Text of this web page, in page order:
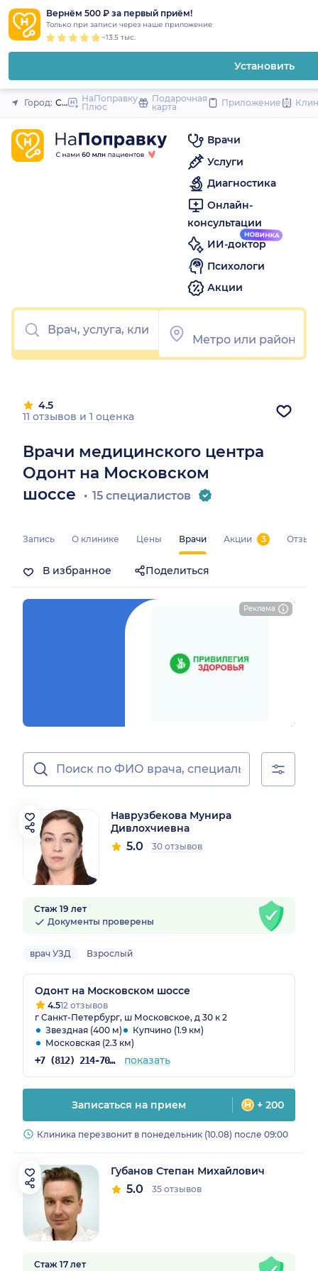
Вернём 500 ₽ за первый приём!
Только при записи через наше приложение
~13.5 тыс.
Установить
Закрыть
Город: Санкт-Петербург
НаПоправку
Плюс
Подарочная
карта
Приложение
Врачи
Услуги
Диагностика
Онлайн-
консультации
ИИ-доктор
Психологи
Акции
Реклама
Врачи медицинского центра
Одонт на Московском
шоссе
15 специалистов
4.5
11 отзывов и 1 оценка
Запись О клинике Цены Врачи Акции 3
В избранное Поделиться
Наврузбекова Мунира
Дивлохчиевна
5.0 30 отзывов
Стаж 19 лет
Документы проверены
врач УЗД Взрослый
Одонт на Московском шоссе
4.512 отзывов
г Санкт-Петербург, ш Московское, д 30 к 2
Звездная (400 м)
Купчино (1.9 км)
Московская (2.3 км)
+7 (812) 214-70-82 показать
Записаться на прием + 200
Клиника перезвонит в понедельник (10.08) после 09:00
Губанов Степан Михайлович
5.0 35 отзывов
Стаж 17 лет